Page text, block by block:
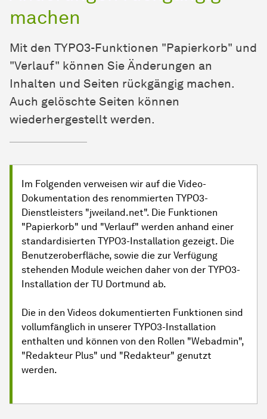
machen
Mit den TYPO3-Funktionen "Papierkorb" und
"Verlauf" können Sie Änderungen an
Inhalten und Seiten rückgängig machen.
Auch gelöschte Seiten können
wiederhergestellt werden.
Im Folgenden verweisen wir auf die Video-
Dokumentation des renommierten TYPO3-
Dienstleisters "jweiland.net". Die Funktionen
"Papierkorb" und "Verlauf" werden anhand einer
standardisierten TYPO3-Installation gezeigt. Die
Benutzeroberfläche, sowie die zur Verfügung
stehenden Module weichen daher von der TYPO3-
Installation der TU Dortmund ab.
Die in den Videos dokumentierten Funktionen sind
vollumfänglich in unserer TYPO3-Installation
enthalten und können von den Rollen "Webadmin",
"Redakteur Plus" und "Redakteur" genutzt
werden.